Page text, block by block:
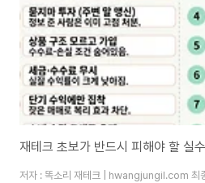
80~100%를 하나의..
저자 : 똑소리 재테크 | hwangjungil.com 최